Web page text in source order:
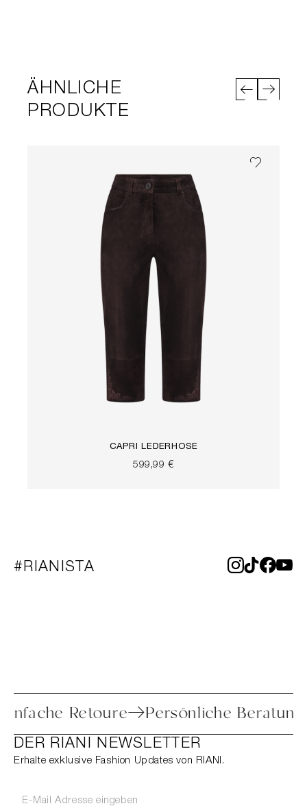
ÄHNLICHE
PRODUKTE
CAPRI LEDERHOSE
599,99 €
#RIANISTA
Retoure Persönliche Beratung
DER RIANI NEWSLETTER
Erhalte exklusive Fashion Updates von RIANI.